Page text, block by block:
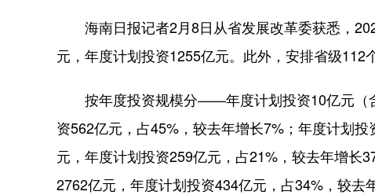
海南日报记者2月8日从省发展改革委获悉，
元，年度计划投资1255亿元。此外，安排省级112
按年度投资规模分——年度计划投资10亿元（
资562亿元，占45%，较去年增长7%；年度计划
元，年度计划投资259亿元，占21%，较去年增长
2762亿元，年度计划投资434亿元，占34%，较去